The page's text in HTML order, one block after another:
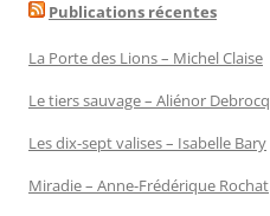
Publications récentes
La Porte des Lions – Michel Claise
Le tiers sauvage – Aliénor Debrocq
Les dix-sept valises – Isabelle Bary
Miradie – Anne-Frédérique Rochat